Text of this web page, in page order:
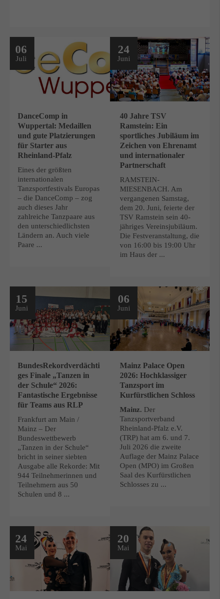
06
Juli
DanceComp in
Wuppertal: Medaillen
und gute Platzierungen
für Starter aus
Rheinland-Pfalz
Eines der größten
internationalen
Tanzsportfestivals Europas
– die DanceComp – zog
auch dieses Jahr
zahlreiche Tanzpaare aus
den unterschiedlichsten
Ländern an. Auch viele
Paare ...
24
Juni
40 Jahre TSV
Ramstein: Ein
sportliches Jubiläum im
Zeichen von Ehrenamt
und internationaler
Partnerschaft
RAMSTEIN-
MIESENBACH. Am
vergangenen Samstag,
dem 20. Juni, feierte der
TSV Ramstein sein 40-
jähriges Vereinsjubiläum.
Die Festveranstaltung, die
von 16:00 bis 19:00 Uhr
im Haus der ...
15
Juni
BundesRekordverdächti
ges Finale „Tanzen in
der Schule“ 2026:
Fantastische Ergebnisse
für Teams aus RLP
Frankfurt am Main /
Mainz – Der
Bundeswettbewerb
„Tanzen in der Schule“
bricht in seiner siebten
Ausgabe alle Rekorde: Mit
944 Teilnehmerinnen und
Teilnehmern aus 50
Schulen und 8 ...
06
Juni
Mainz Palace Open
2026: Hochklassiger
Tanzsport im
Kurfürstlichen Schloss
Mainz. Der
Tanzsportverband
Rheinland-Pfalz e.V.
(TRP) hat am 6. und 7.
Juli 2026 die zweite
Auflage der Mainz Palace
Open (MPO) im Großen
Saal des Kurfürstlichen
Schlosses zu ...
24
Mai
20
Mai